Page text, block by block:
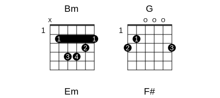
Bm
X
1
1
1
2
3
4
G
O O O
1
1
2
3
Em F#